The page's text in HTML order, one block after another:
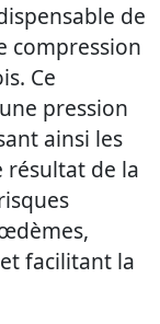
de
compression
Ce
pression
ainsi les
résultat de la
facilitant la